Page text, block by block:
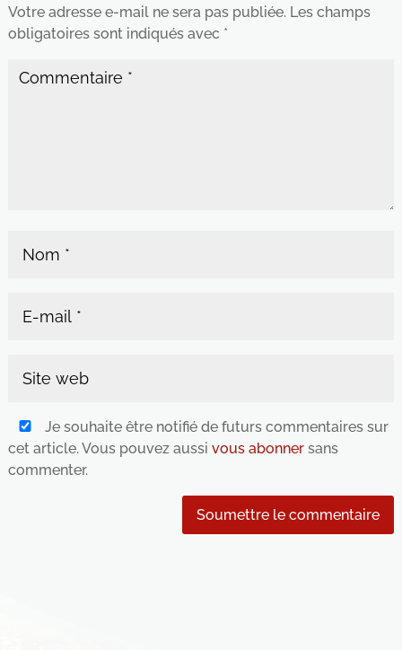
Votre adresse e-mail ne sera pas publiée. Les champs
obligatoires sont indiqués avec *
Je souhaite être notifié de futurs commentaires sur
cet article. Vous pouvez aussi vous abonnersans
commenter.
Soumettre le commentaire